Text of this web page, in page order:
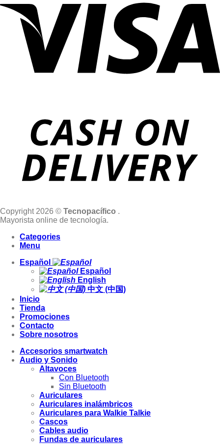
Copyright 2026 © Tecnopacífico .
Mayorista online de tecnología.
Categories
Menu
Español
Español
English
中文 (中国)
Inicio
Tienda
Promociones
Contacto
Sobre nosotros
Accesorios smartwatch
Audio y Sonido
Altavoces
Con Bluetooth
Sin Bluetooth
Auriculares
Auriculares inalámbricos
Auriculares para Walkie Talkie
Cascos
Cables audio
Fundas de auriculares